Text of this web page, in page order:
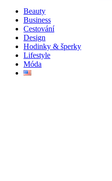
Beauty
Business
Cestování
Design
Hodinky & šperky
Lifestyle
Móda